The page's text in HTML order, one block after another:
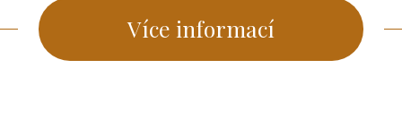
Více informací